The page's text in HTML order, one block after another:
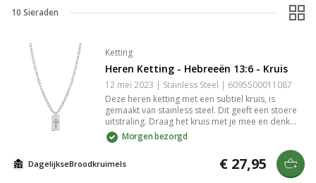
10 Sieraden
Ketting
Heren Ketting - Hebreeën 13:6 - Kruis
12 mei 2023 | Stainless Steel | 6095500011087
Deze heren ketting met een subtiel kruis, is
gemaakt van stainless steel. Dit geeft een stoere
uitstraling. Draag het kruis met je mee en denk
iedere dag aan het offer van God en Zijn liefde
voor ons. De ketting heeft een lengte van 54 cm.
Koop deze mooie en betekenisvolle ketting voor
jezelf of als cadeau voor je man, vader, vriend,
Morgen bezorgd
DagelijkseBroodkruimels € 27,95